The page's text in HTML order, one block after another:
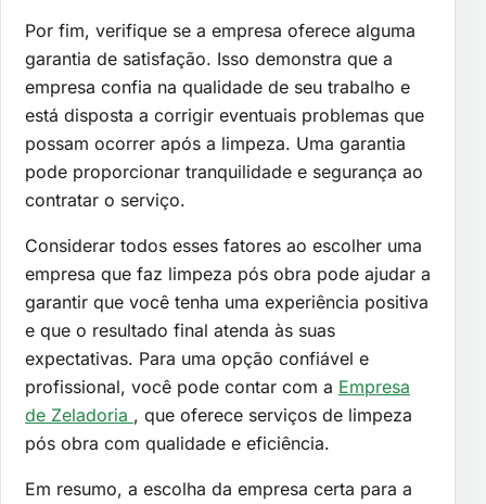
Por fim, verifique se a empresa oferece alguma
garantia de satisfação. Isso demonstra que a
empresa confia na qualidade de seu trabalho e
está disposta a corrigir eventuais problemas que
possam ocorrer após a limpeza. Uma garantia
pode proporcionar tranquilidade e segurança ao
contratar o serviço.
Considerar todos esses fatores ao escolher uma
empresa que faz limpeza pós obra pode ajudar a
garantir que você tenha uma experiência positiva
e que o resultado final atenda às suas
expectativas. Para uma opção confiável e
profissional, você pode contar com a Empresa
de Zeladoria , que oferece serviços de limpeza
pós obra com qualidade e eficiência.
Em resumo, a escolha da empresa certa para a